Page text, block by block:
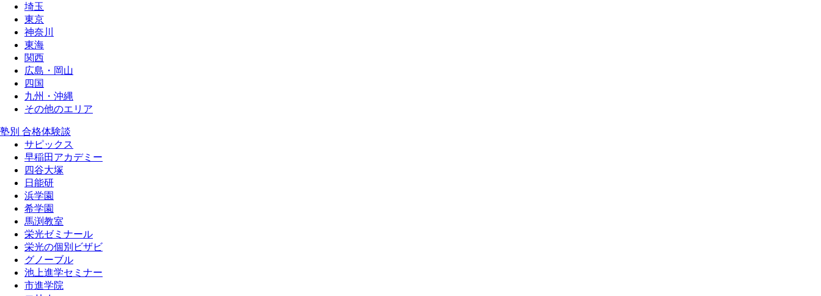
埼玉
東京
神奈川
東海
関西
広島・岡山
四国
九州・沖縄
その他のエリア
塾別 合格体験談
サピックス
早稲田アカデミー
四谷大塚
日能研
浜学園
希学園
馬渕教室
栄光ゼミナール
栄光の個別ビザビ
グノーブル
池上進学セミナー
市進学院